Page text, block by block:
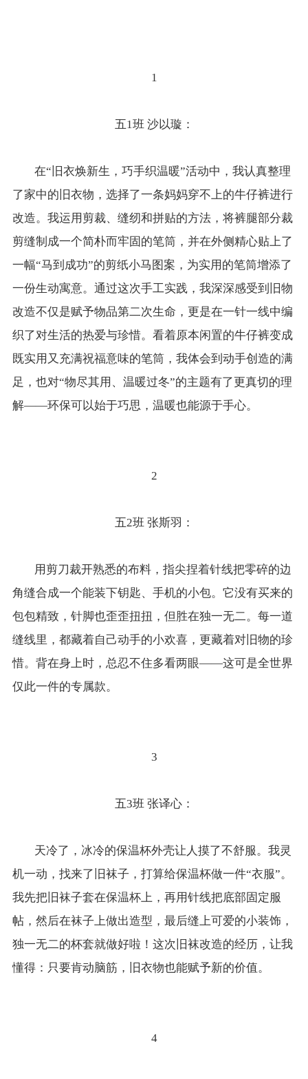
1
五1班 沙以璇：
在“旧衣焕新生，巧手织温暖”活动中，我认真整理
了家中的旧衣物，选择了一条妈妈穿不上的牛仔裤进行
改造。我运用剪裁、缝纫和拼贴的方法，将裤腿部分裁
剪缝制成一个简朴而牢固的笔筒，并在外侧精心贴上了
一幅“马到成功”的剪纸小马图案，为实用的笔筒增添了
一份生动寓意。通过这次手工实践，我深深感受到旧物
改造不仅是赋予物品第二次生命，更是在一针一线中编
织了对生活的热爱与珍惜。看着原本闲置的牛仔裤变成
既实用又充满祝福意味的笔筒，我体会到动手创造的满
足，也对“物尽其用、温暖过冬”的主题有了更真切的理
解——环保可以始于巧思，温暖也能源于手心。
2
五2班 张斯羽：
用剪刀裁开熟悉的布料，指尖捏着针线把零碎的边
角缝合成一个能装下钥匙、手机的小包。它没有买来的
包包精致，针脚也歪歪扭扭，但胜在独一无二。每一道
缝线里，都藏着自己动手的小欢喜，更藏着对旧物的珍
惜。背在身上时，总忍不住多看两眼——这可是全世界
仅此一件的专属款。
3
五3班 张译心：
天冷了，冰冷的保温杯外壳让人摸了不舒服。我灵
机一动，找来了旧袜子，打算给保温杯做一件“衣服”。
我先把旧袜子套在保温杯上，再用针线把底部固定服
帖，然后在袜子上做出造型，最后缝上可爱的小装饰，
独一无二的杯套就做好啦！这次旧袜改造的经历，让我
懂得：只要肯动脑筋，旧衣物也能赋予新的价值。
4